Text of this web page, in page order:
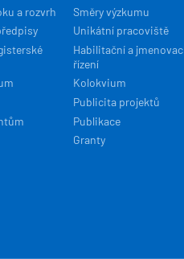
a rozvrh
Směry výzkumu
Unikátní pracoviště
Habilitační a
řízení
Kolokvium
Publicita projektů
Publikace
Granty